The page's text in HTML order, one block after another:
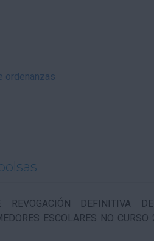
ordenanzas
REVOGACIÓN DEFINITIVA
ESCOLARES NO